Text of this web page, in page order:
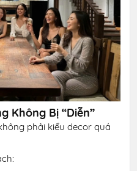
Không Bị “Diễn”
phải kiểu decor quá